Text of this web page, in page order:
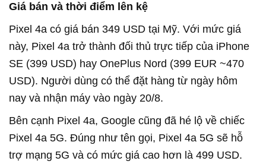
Giá bán và thời điểm lên kệ
Pixel 4a có giá bán 349 USD tại Mỹ. Với mức giá
này, Pixel 4a trở thành đối thủ trực tiếp của iPhone
SE (399 USD) hay OnePlus Nord (399 EUR ~470
USD). Người dùng có thể đặt hàng từ ngày hôm
nay và nhận máy vào ngày 20/8.
Bên cạnh Pixel 4a, Google cũng đã hé lộ về chiếc
Pixel 4a 5G. Đúng như tên gọi, Pixel 4a 5G sẽ hỗ
trợ mạng 5G và có mức giá cao hơn là 499 USD.